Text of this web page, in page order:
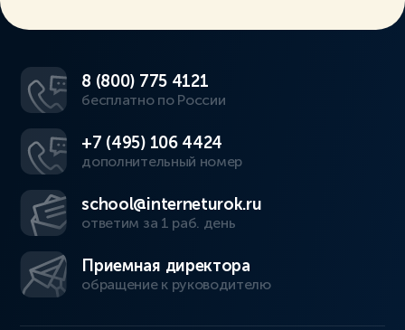
8 (800) 775 4121
бесплатно по России
+7 (495) 106 4424
дополнительный номер
school@interneturok.ru
ответим за 1 раб. день
Приемная директора
обращение к руководителю